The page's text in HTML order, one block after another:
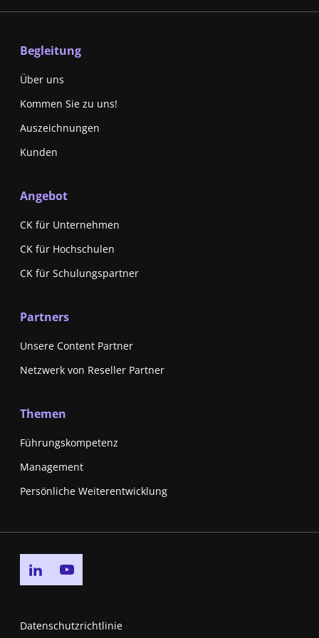
Begleitung
Über uns
Kommen Sie zu uns!
Auszeichnungen
Kunden
Angebot
CK für Unternehmen
CK für Hochschulen
CK für Schulungspartner
Partners
Unsere Content Partner
Netzwerk von Reseller Partner
Themen
Führungskompetenz
Management
Persönliche Weiterentwicklung
Go to linkedin page
Datenschutzrichtlinie